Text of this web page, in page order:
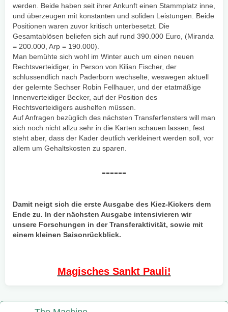
werden. Beide haben seit ihrer Ankunft einen Stammplatz inne,
und überzeugen mit konstanten und soliden Leistungen. Beide
Positionen waren zuvor kritisch unterbesetzt. Die
Gesamtablösen beliefen sich auf rund 390.000 Euro, (Miranda
= 200.000, Arp = 190.000).
Man bemühte sich wohl im Winter auch um einen neuen
Rechtsverteidiger, in Person von Kilian Fischer, der
schlussendlich nach Paderborn wechselte, weswegen aktuell
der gelernte Sechser Robin Fellhauer, und der etatmäßige
Innenverteidiger Becker, auf der Position des
Rechtsverteidigers aushelfen müssen.
Auf Anfragen bezüglich des nächsten Transferfensters will man
sich noch nicht allzu sehr in die Karten schauen lassen, fest
steht aber, dass der Kader deutlich verkleinert werden soll, vor
allem um Gehaltskosten zu sparen.
------
Damit neigt sich die erste Ausgabe des Kiez-Kickers dem
Ende zu. In der nächsten Ausgabe intensivieren wir
unsere Forschungen in der Transferaktivität, sowie mit
einem kleinen Saisonrückblick.
Magisches Sankt Pauli!